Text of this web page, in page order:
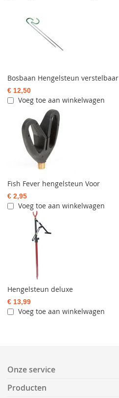
Bosbaan Hengelsteun verstelbaar
€ 12,50
Voeg toe aan winkelwagen
Fish Fever hengelsteun Voor
€ 2,95
Voeg toe aan winkelwagen
Hengelsteun deluxe
€ 13,99
Voeg toe aan winkelwagen
Onze service
Producten